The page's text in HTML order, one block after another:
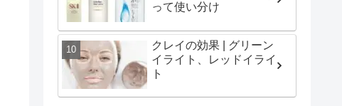
って使い分け
クレイの効果 | グリーン
イライト、レッドイライ
ト